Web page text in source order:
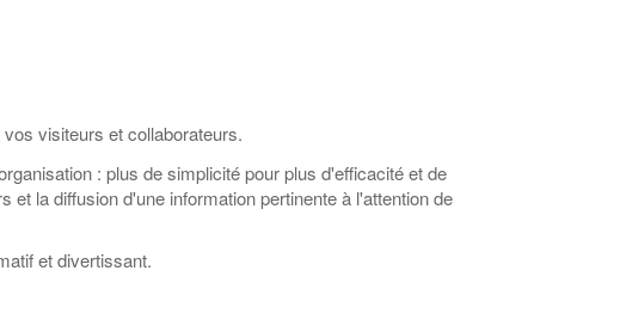
visiteurs et collaborateurs.
: plus de simplicité pour plus d'efficacité et de
la diffusion d'une information pertinente à l'attention de
et divertissant.